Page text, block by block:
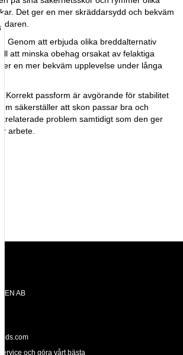
Det ger en mer skräddarsydd och bekväm
: Genom att erbjuda olika breddalternativ
att minska obehag orsakat av felaktiga
en mer bekväm upplevelse under långa
: Korrekt passform är avgörande för stabilitet
säkerställer att skon passar bra och
problem samtidigt som den ger
arbete.
AB
och göra vårt bästa